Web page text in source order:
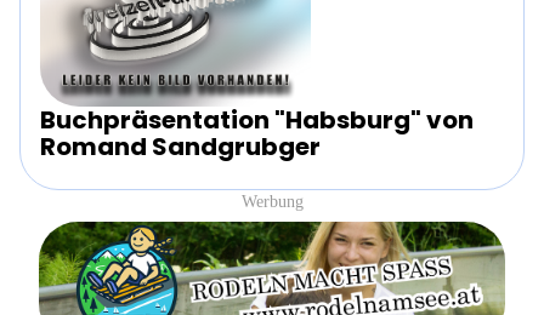
Buchpräsentation "Habsburg" von
Romand Sandgrubger
Werbung